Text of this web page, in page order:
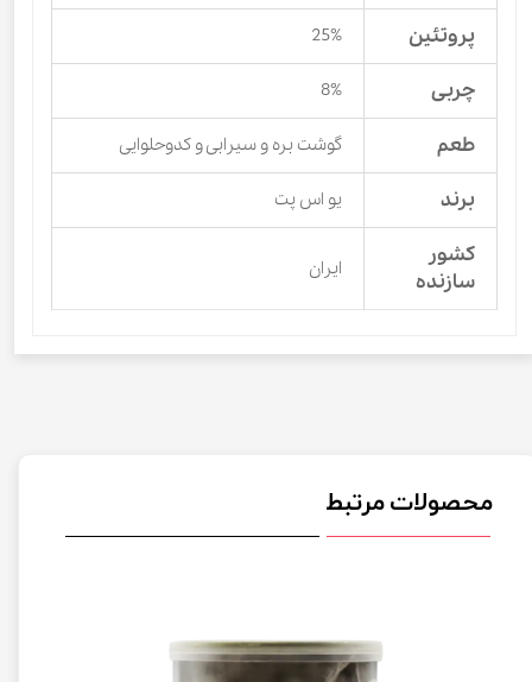
پروتئین 25%
چربی 8%
طعم گوشت بره و سیرابی و کدوحلوایی
برند یو اس پت
کشور
سازنده
ایران
محصولات مرتبط